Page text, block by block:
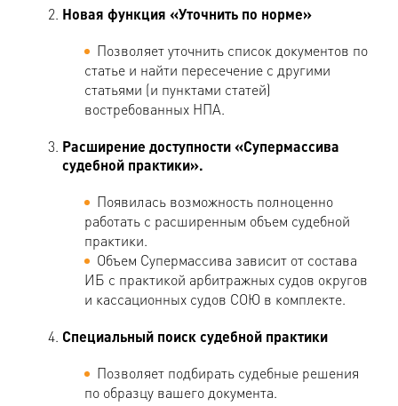
Новая функция «Уточнить по норме»
Позволяет уточнить список документов по
статье и найти пересечение с другими
статьями (и пунктами статей)
востребованных НПА.
Расширение доступности «Супермассива
судебной практики».
Появилась возможность полноценно
работать с расширенным объем судебной
практики.
Объем Супермассива зависит от состава
ИБ с практикой арбитражных судов округов
и кассационных судов СОЮ в комплекте.
Специальный поиск судебной практики
Позволяет подбирать судебные решения
по образцу вашего документа.